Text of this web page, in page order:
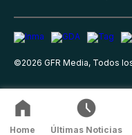
©2026 GFR Media, Todos
Home Últimas Noticias